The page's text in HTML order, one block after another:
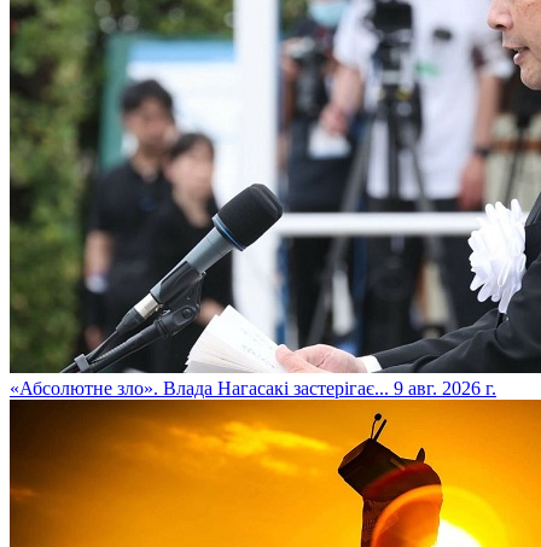
​«Абсолютне зло». Влада Нагасакі застерігає... 9 авг. 2026 г.